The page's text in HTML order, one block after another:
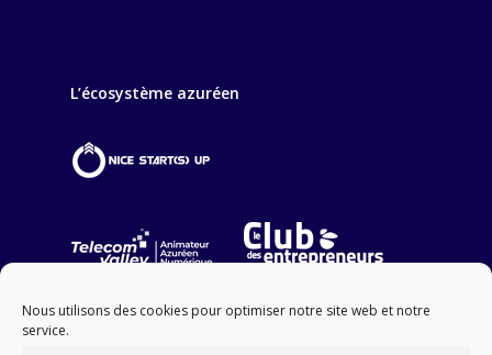
Nous utilisons des cookies pour optimiser notre site web et notre
service.
L’écosystème azuréen